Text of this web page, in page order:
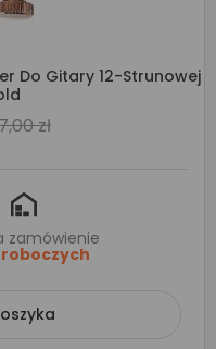
Do Gitary 12-Strunowej
zł
zamówienie